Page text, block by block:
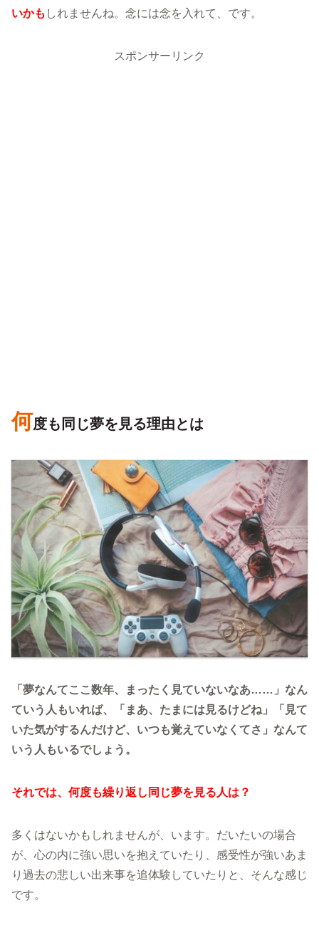
いかも しれませんね。念には念を入れて、です。
スポンサーリンク
何度も同じ夢を見る理由とは
「夢なんてここ数年、まったく見ていないなあ……」なん
ていう人もいれば、「まあ、たまには見るけどね」「見て
いた気がするんだけど、いつも覚えていなくてさ」なんて
いう人もいるでしょう。
それでは、何度も繰り返し同じ夢を見る人は？
多くはないかもしれませんが、います。だいたいの場合
が、心の内に強い思いを抱えていたり、感受性が強いあま
り過去の悲しい出来事を追体験していたりと、そんな感じ
です。